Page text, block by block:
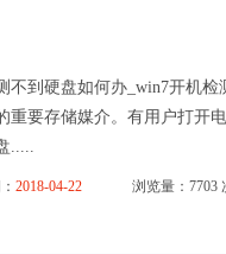
不到硬盘如何办_win7开机
重要存储媒介。有用户打开
.....
2018-04-22 浏览量：7703